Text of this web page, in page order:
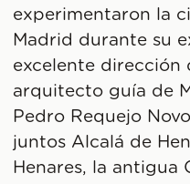
experimentaron la
Madrid durante su
excelente dirección
arquitecto guía de
Pedro Requejo
juntos Alcalá de
Henares, la antigua